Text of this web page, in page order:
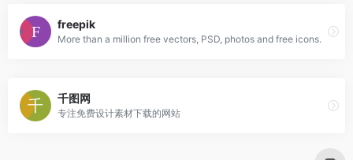
freepik
More than a million free vectors, PSD, photos and free icons.
千图网
专注免费设计素材下载的网站